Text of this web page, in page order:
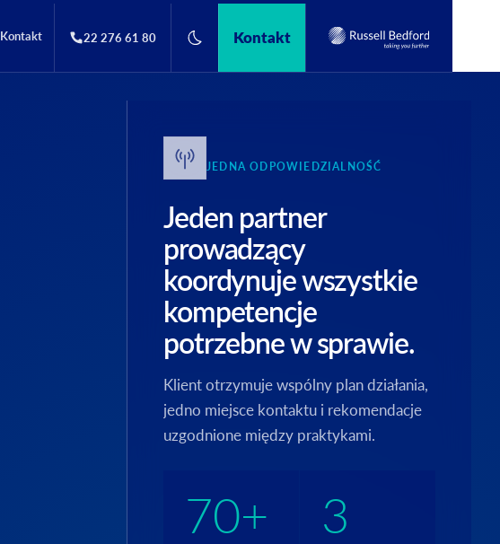
Kontakt 22 276 61 80 Kontakt
JEDNA ODPOWIEDZIALNOŚĆ
Jeden partner
prowadzący
koordynuje wszystkie
kompetencje
potrzebne w sprawie.
Klient otrzymuje wspólny plan działania,
jedno miejsce kontaktu i rekomendacje
uzgodnione między praktykami.
70+ 3